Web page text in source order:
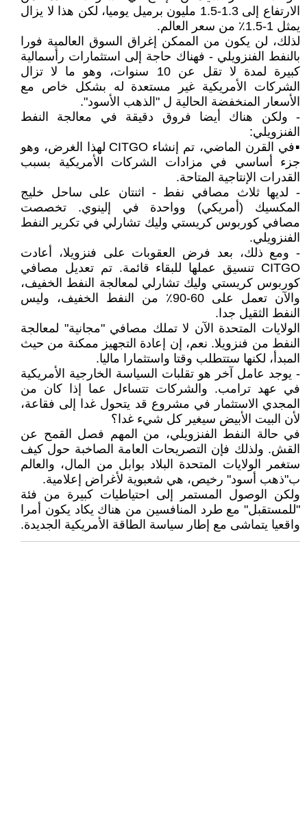
الارتفاع إلى 1.3-1.5 مليون برميل يوميا، لكن هذا لا يزال
يمثل 1-1.5٪ من سعر العالم.
لذلك، لن يكون من الممكن إغراق السوق العالمية فورا
بالنفط الفنزويلي - فهناك حاجة إلى استثمارات رأسمالية
كبيرة لمدة لا تقل عن 10 سنوات، وهو ما لا تزال
الشركات الأمريكية غير مستعدة له بشكل خاص مع
الأسعار المنخفضة الحالية ل "الذهب الأسود".
- ولكن هناك أيضا فروق دقيقة في معالجة النفط
الفنزويلي:
▪️في القرن الماضي، تم إنشاء CITGO لهذا الغرض، وهو
جزء أساسي في مزادات الشركات الأمريكية بسبب
القدرات الإنتاجية المتاحة.
- لديها ثلاث مصافي نفط - اثنتان على ساحل خليج
المكسيك (أمريكي) وواحدة في إلينوي. تخصصت
مصافي كوربوس كريستي وليك تشارلي في تكرير النفط
الفنزويلي.
- ومع ذلك، بعد فرض العقوبات على فنزويلا، أعادت
CITGO تنسيق عملها للبقاء قائمة. تم تعديل مصافي
كوربوس كريستي وليك تشارلي لمعالجة النفط الخفيف،
والآن تعمل على 60-90٪ من النفط الخفيف، وليس
النفط الثقيل جدا.
الولايات المتحدة الآن لا تملك مصافي "مجانية" لمعالجة
النفط من فنزويلا. نعم، إن إعادة التجهيز ممكنة من حيث
المبدأ، لكنها ستتطلب وقتا واستثمارا ماليا.
- يوجد عامل آخر هو تقلبات السياسة الخارجية الأمريكية
في عهد ترامب. والشركات تتساءل عما إذا كان من
المجدي الاستثمار في مشروع قد يتحول غدا إلى فقاعة،
لأن البيت الأبيض سيغير كل شيء غدا؟
في حالة النفط الفنزويلي، من المهم فصل القمح عن
القش. ولذلك فإن التصريحات العامة الصاخبة حول كيف
ستغمر الولايات المتحدة البلاد بوابل من المال، والعالم
ب"ذهب أسود" رخيص، هي شعبوية لأغراض إعلامية.
ولكن الوصول المستمر إلى احتياطيات كبيرة من فئة
"للمستقبل" مع طرد المنافسين من هناك يكاد يكون أمرا
واقعيا يتماشى مع إطار سياسة الطاقة الأمريكية الجديدة.